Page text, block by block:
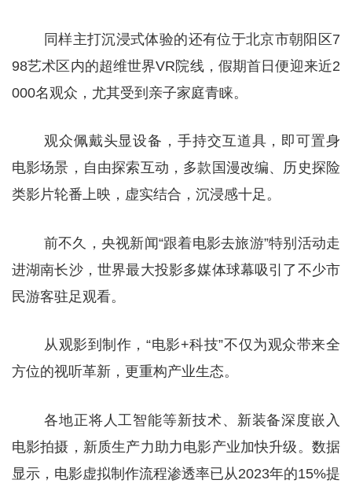
同样主打沉浸式体验的还有位于北京市朝阳区7
98艺术区内的超维世界VR院线，假期首日便迎来近2
000名观众，尤其受到亲子家庭青睐。
观众佩戴头显设备，手持交互道具，即可置身
电影场景，自由探索互动，多款国漫改编、历史探险
类影片轮番上映，虚实结合，沉浸感十足。
前不久，央视新闻“跟着电影去旅游”特别活动走
进湖南长沙，世界最大投影多媒体球幕吸引了不少市
民游客驻足观看。
从观影到制作，“电影+科技”不仅为观众带来全
方位的视听革新，更重构产业生态。
各地正将人工智能等新技术、新装备深度嵌入
电影拍摄，新质生产力助力电影产业加快升级。数据
显示，电影虚拟制作流程渗透率已从2023年的15%提